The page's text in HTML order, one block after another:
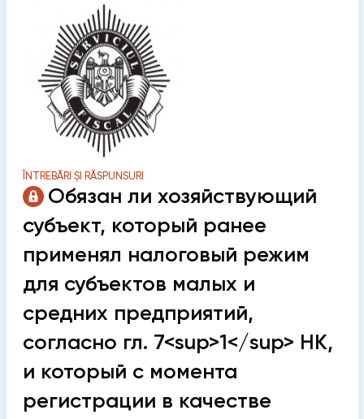
ÎNTREBĂRI ȘI RĂSPUNSURI
Обязан ли хозяйствующий
субъект, который ранее
применял налоговый режим
для субъектов малых и
средних предприятий,
согласно гл. 7<sup>1</sup> НК,
и который с момента
регистрации в качестве